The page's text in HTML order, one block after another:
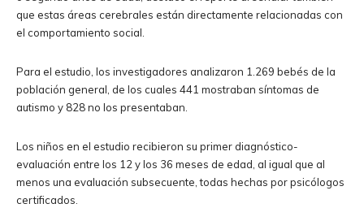
que estas áreas cerebrales están directamente relacionadas con
el comportamiento social.
Para el estudio, los investigadores analizaron 1.269 bebés de la
población general, de los cuales 441 mostraban síntomas de
autismo y 828 no los presentaban.
Los niños en el estudio recibieron su primer diagnóstico-
evaluación entre los 12 y los 36 meses de edad, al igual que al
menos una evaluación subsecuente, todas hechas por psicólogos
certificados.